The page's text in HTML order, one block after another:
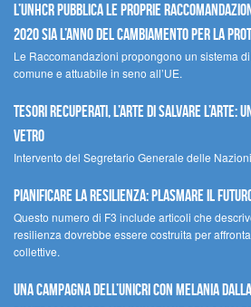
L’UNHCR pubblica le proprie
2020 sia l’anno del cambiamento per la
Le Raccomandazioni propongono un sistema
comune e attuabile in seno all’UE.
Tesori recuperati, l’arte di salvare l’arte:
Vetro
Intervento del Segretario Generale delle
Pianificare la resilienza: plasmare il
Questo numero di F3 include articoli che
resilienza dovrebbe essere costruita per
collettive.
Una campagna dell’UNICRI con Melania